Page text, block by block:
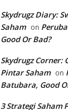
Skydrugz Diary:
Saham on
Good Or Bad?
Skydrugz Corner:
Pintar Saham on
Batubara, Good
3 Strategi Saham